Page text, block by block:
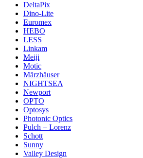
DeltaPix
Dino-Lite
Euromex
HEBO
LESS
Linkam
Meiji
Motic
Märzhäuser
NIGHTSEA
Newport
OPTO
Optosys
Photonic Optics
Pulch + Lorenz
Schott
Sunny
Valley Design